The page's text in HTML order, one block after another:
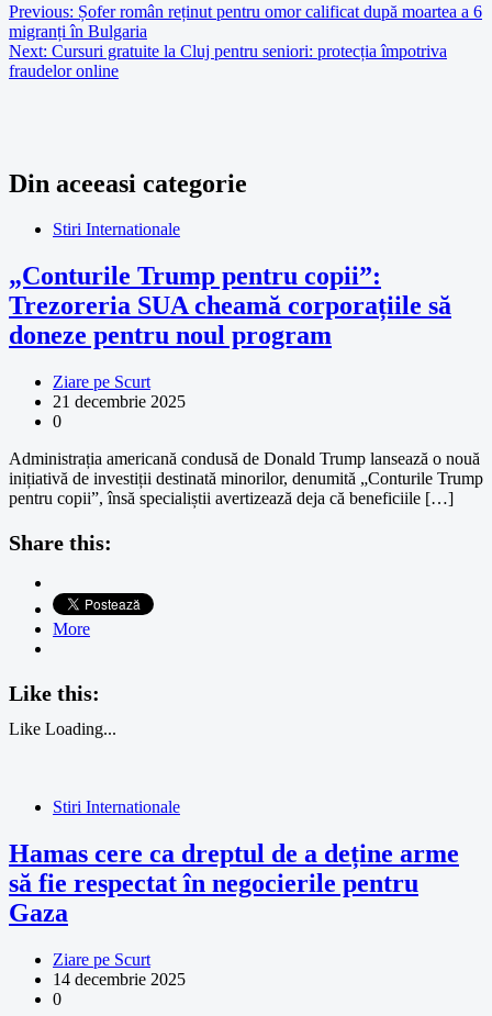
Previous: Șofer român reținut pentru omor calificat după moartea a 6
migranți în Bulgaria
Next: Cursuri gratuite la Cluj pentru seniori: protecția împotriva
fraudelor online
Din aceeasi categorie
Stiri Internationale
„Conturile Trump pentru copii”:
Trezoreria SUA cheamă corporațiile să
doneze pentru noul program
Ziare pe Scurt
21 decembrie 2025
0
Administrația americană condusă de Donald Trump lansează o nouă
inițiativă de investiții destinată minorilor, denumită „Conturile Trump
pentru copii”, însă specialiștii avertizează deja că beneficiile […]
Share this:
More
Like this:
Like Loading...
Stiri Internationale
Hamas cere ca dreptul de a deține arme
să fie respectat în negocierile pentru
Gaza
Ziare pe Scurt
14 decembrie 2025
0